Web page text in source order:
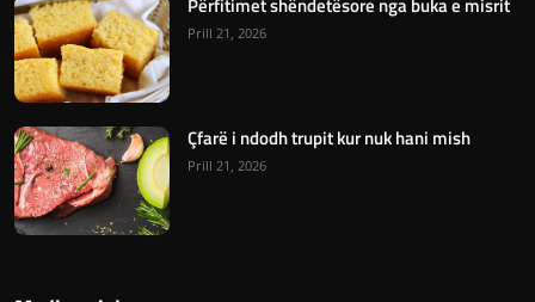
Përfitimet shëndetësore nga buka e misrit
Prill 21, 2026
Çfarë i ndodh trupit kur nuk hani mish
Prill 21, 2026